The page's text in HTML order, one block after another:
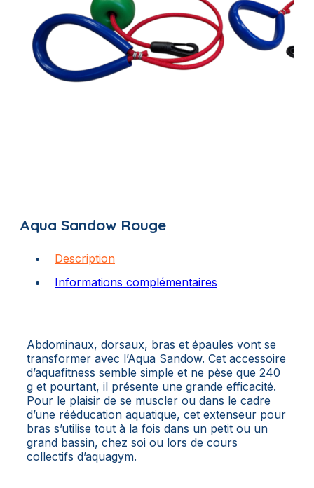
Aqua Sandow Rouge
Description
Informations complémentaires
Abdominaux, dorsaux, bras et épaules vont se
transformer avec l’Aqua Sandow. Cet accessoire
d’aquafitness semble simple et ne pèse que 240
g et pourtant, il présente une grande efficacité.
Pour le plaisir de se muscler ou dans le cadre
d’une rééducation aquatique, cet extenseur pour
bras s’utilise tout à la fois dans un petit ou un
grand bassin, chez soi ou lors de cours
collectifs d’aquagym.